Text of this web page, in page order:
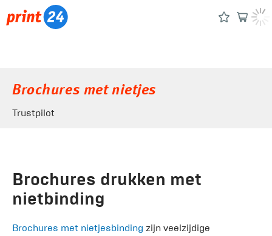
Brochures met nietjes
Trustpilot
Brochures drukken met
nietbinding
Brochures met nietjesbinding zijn veelzijdige